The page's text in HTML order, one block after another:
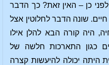
כן – האין זאת? כך הדבר
שונה הדבר לחלוטין אצל
היה קורה הבא להלן אילו
כגון התארכות חלשה של
היתה יכולה להיעשות קצרה